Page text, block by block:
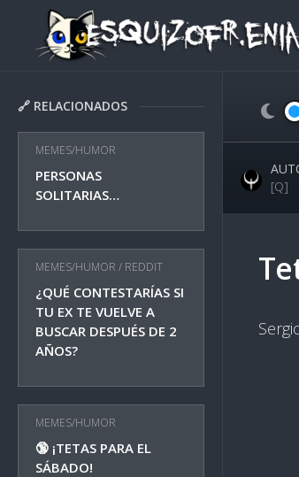
content
🔗 RELACIONADOS
MEMES/HUMOR
PERSONAS
SOLITARIAS…
MEMES/HUMOR / REDDIT
¿QUÉ CONTESTARÍAS SI
TU EX TE VUELVE A
BUSCAR DESPUÉS DE 2
AÑOS?
MEMES/HUMOR
🔞 ¡TETAS PARA EL
SÁBADO!
[Q]